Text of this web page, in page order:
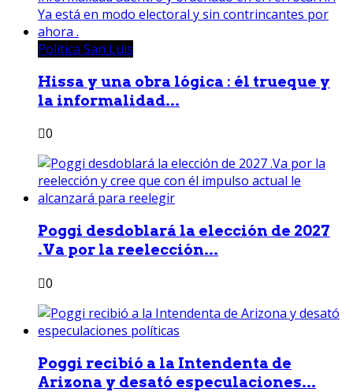
Política San Luis
Hissa y una obra lógica : él trueque y
la informalidad...
0
Poggi desdoblará la elección de 2027
.Va por la reelección...
0
Poggi recibió a la Intendenta de
Arizona y desató especulaciones...